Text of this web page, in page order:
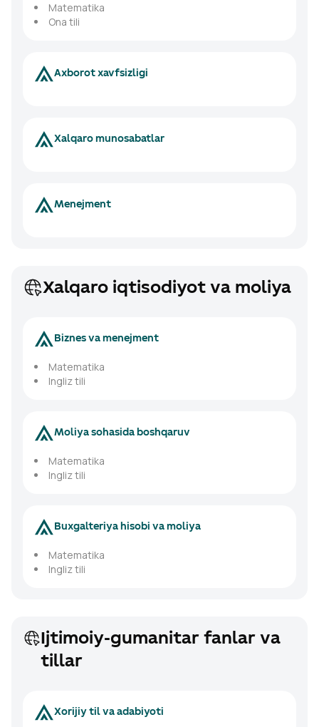
Matematika
Ona tili
Axborot xavfsizligi
Xalqaro munosabatlar
Menejment
Xalqaro iqtisodiyot va moliya
Biznes va menejment
Matematika
Ingliz tili
Moliya sohasida boshqaruv
Matematika
Ingliz tili
Buxgalteriya hisobi va moliya
Matematika
Ingliz tili
Ijtimoiy-gumanitar fanlar va
tillar
Xorijiy til va adabiyoti